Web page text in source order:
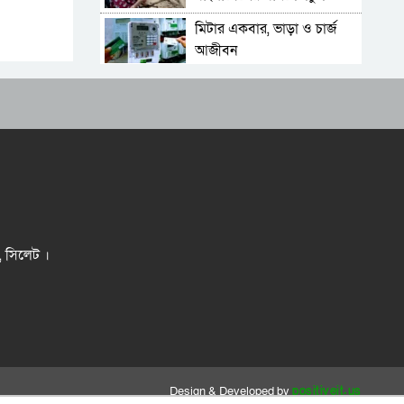
সম্ভাবনা
মিটার একবার, ভাড়া ও চার্জ
আজীবন
যে সংকটে ভূগছে
বিদ্যালয়
সিলেট ।
Design & Developed bypositiveit.us